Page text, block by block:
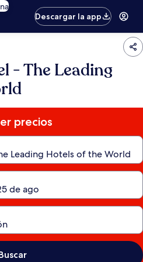
Descargar la app
- The Leading
precios